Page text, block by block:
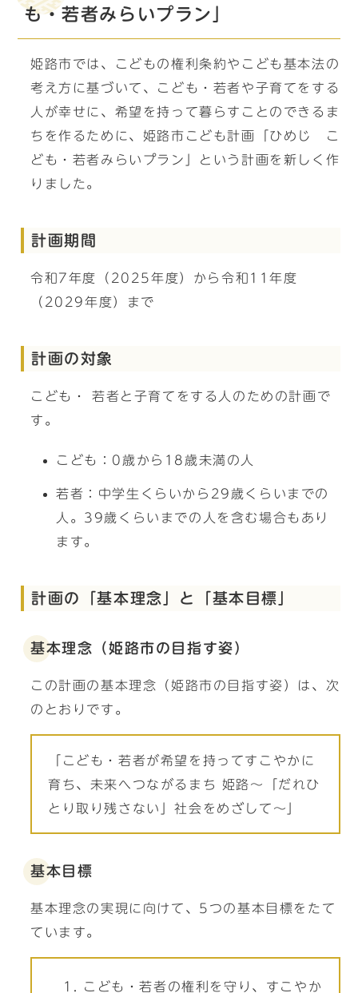
も・若者みらいプラン」
姫路市では、こどもの権利条約やこども基本法の
考え方に基づいて、こども・若者や子育てをする
人が幸せに、希望を持って暮らすことのできるま
ちを作るために、姫路市こども計画「ひめじ こ
ども・若者みらいプラン」という計画を新しく作
りました。
計画期間
令和7年度（2025年度）から令和11年度
（2029年度）まで
計画の対象
こども・ 若者と子育てをする人のための計画で
す。
こども：0歳から18歳未満の人
若者：中学生くらいから29歳くらいまでの
人。39歳くらいまでの人を含む場合もあり
ます。
計画の「基本理念」と「基本目標」
基本理念（姫路市の目指す姿）
この計画の基本理念（姫路市の目指す姿）は、次
のとおりです。
「こども・若者が希望を持ってすこやかに
育ち、未来へつながるまち 姫路～「だれひ
とり取り残さない」社会をめざして～」
基本目標
基本理念の実現に向けて、5つの基本目標をたて
ています。
こども・若者の権利を守り、すこやか